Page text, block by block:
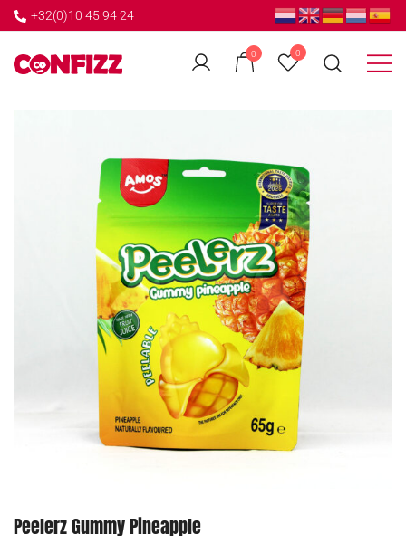
+32(0)10 45 94 24
0 0
← GO BACK
Peelerz Gummy Pineapple